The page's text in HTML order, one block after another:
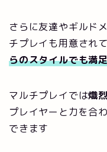
さらに友達やギルド
チプレイも用意され
らのスタイルでも満
マルチプレイでは熾
プレイヤーと力を合
できます